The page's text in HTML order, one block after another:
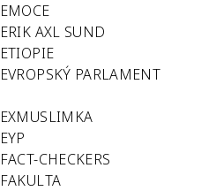
EMOCE
ERIK AXL SUND
ETIOPIE
EVROPSKÝ PARLAMENT
EXMUSLIMKA
EYP
FACT-CHECKERS
FAKULTA